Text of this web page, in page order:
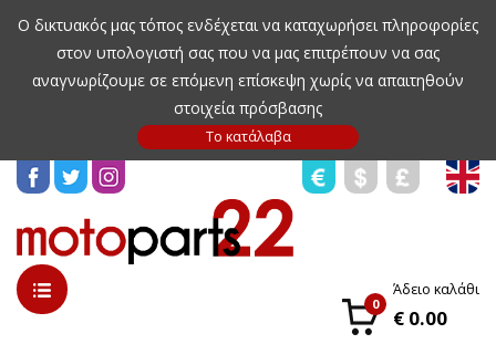
Ο δικτυακός μας τόπος ενδέχεται να καταχωρήσει πληροφορίες
στον υπολογιστή σας που να μας επιτρέπουν να σας
αναγνωρίζουμε σε επόμενη επίσκεψη χωρίς να απαιτηθούν
στοιχεία πρόσβασης
0
Άδειο καλάθι
€ 0.00